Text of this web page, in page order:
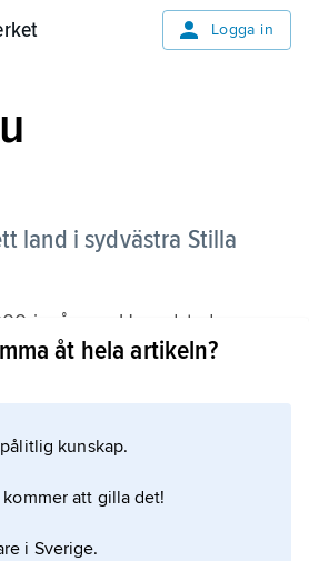
Logga in
land i sydvästra Stilla
invånare. Huvudstaden
ligger på ön Efaté (se
åt hela artikeln?
kunskap.
att gilla det!
i Sverige.